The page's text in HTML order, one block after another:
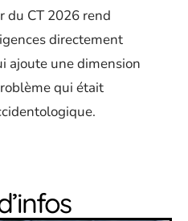
du CT 2026 rend
directement
ajoute une dimension
qui était